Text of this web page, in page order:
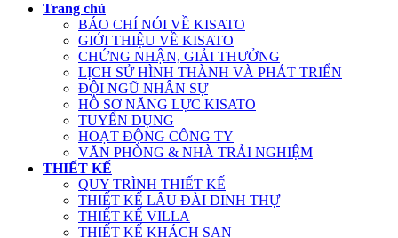
Trang chủ
BÁO CHÍ NÓI VỀ KISATO
GIỚI THIỆU VỀ KISATO
CHỨNG NHẬN, GIẢI THƯỞNG
LỊCH SỬ HÌNH THÀNH VÀ PHÁT TRIỂN
ĐỘI NGŨ NHÂN SỰ
HỒ SƠ NĂNG LỰC KISATO
TUYỂN DỤNG
HOẠT ĐỘNG CÔNG TY
VĂN PHÒNG & NHÀ TRẢI NGHIỆM
THIẾT KẾ
QUY TRÌNH THIẾT KẾ
THIẾT KẾ LÂU ĐÀI DINH THỰ
THIẾT KẾ VILLA
THIẾT KẾ KHÁCH SẠN